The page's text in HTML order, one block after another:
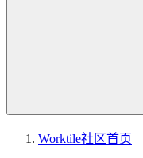
Worktile社区首页